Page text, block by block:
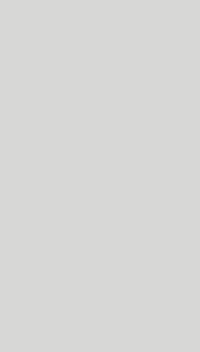
[GK] Pourquoi Marvel
[GK] Test : Restory : Chill
[GK] GTA 6 : Rockstar
[GK] Hot Wheels Infinite
[GK] Mémoire cash -
[GK] Résultats Nintendo :
[GK] Dans ce jeu de